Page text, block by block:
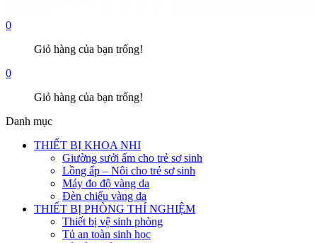
0
Giỏ hàng của bạn trống!
0
Giỏ hàng của bạn trống!
Danh mục
THIẾT BỊ KHOA NHI
Giường sưởi ấm cho trẻ sơ sinh
Lồng ấp – Nôi cho trẻ sơ sinh
Máy đo độ vàng da
Đèn chiếu vàng da
THIẾT BỊ PHÒNG THÍ NGHIỆM
Thiết bị vệ sinh phòng
Tủ an toàn sinh học